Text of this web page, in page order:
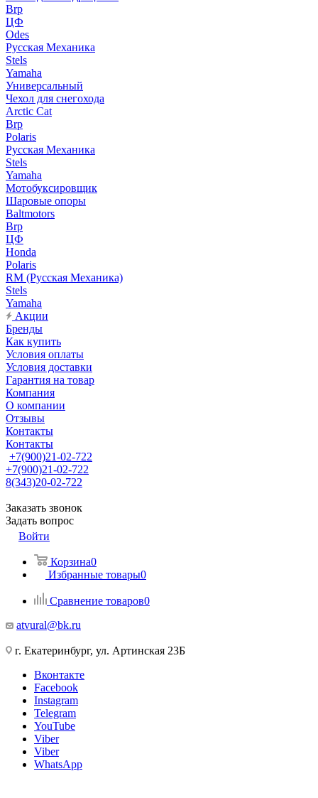
Brp
ЦФ
Odes
Русская Механика
Stels
Yamaha
Универсальный
Чехол для снегохода
Arctic Cat
Brp
Polaris
Русская Механика
Stels
Yamaha
Мотобуксировщик
Шаровые опоры
Baltmotors
Brp
ЦФ
Honda
Polaris
RM (Русская Механика)
Stels
Yamaha
Акции
Бренды
Как купить
Условия оплаты
Условия доставки
Гарантия на товар
Компания
О компании
Отзывы
Контакты
Контакты
+7(900)21-02-722
+7(900)21-02-722
8(343)20-02-722
Заказать звонок
Задать вопрос
Войти
Корзина0
Избранные товары0
Сравнение товаров0
atvural@bk.ru
г. Екатеринбург, ул. Артинская 23Б
Вконтакте
Facebook
Instagram
Telegram
YouTube
Viber
Viber
WhatsApp